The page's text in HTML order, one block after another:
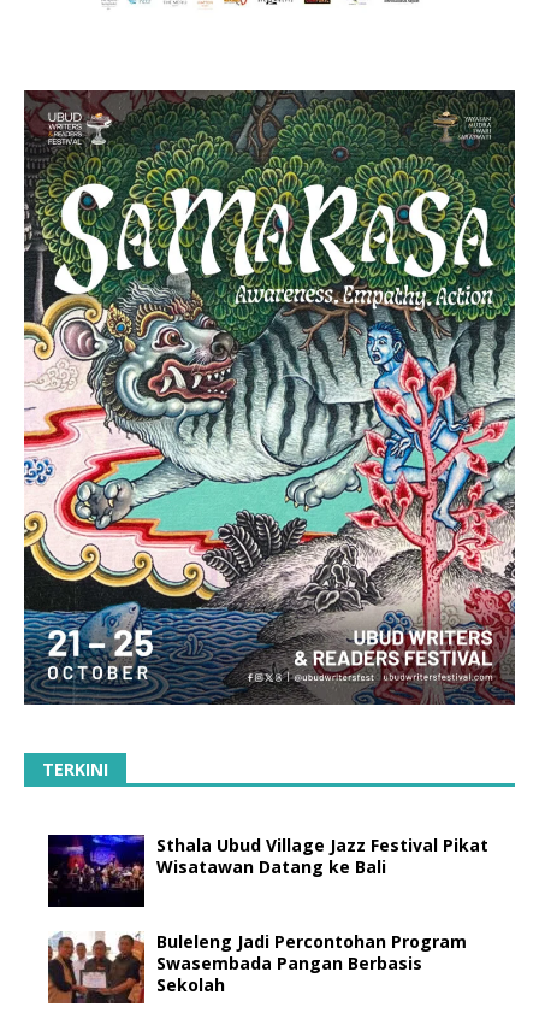
TERKINI
Sthala Ubud Village Jazz Festival Pikat
Wisatawan Datang ke Bali
Buleleng Jadi Percontohan Program
Swasembada Pangan Berbasis
Sekolah